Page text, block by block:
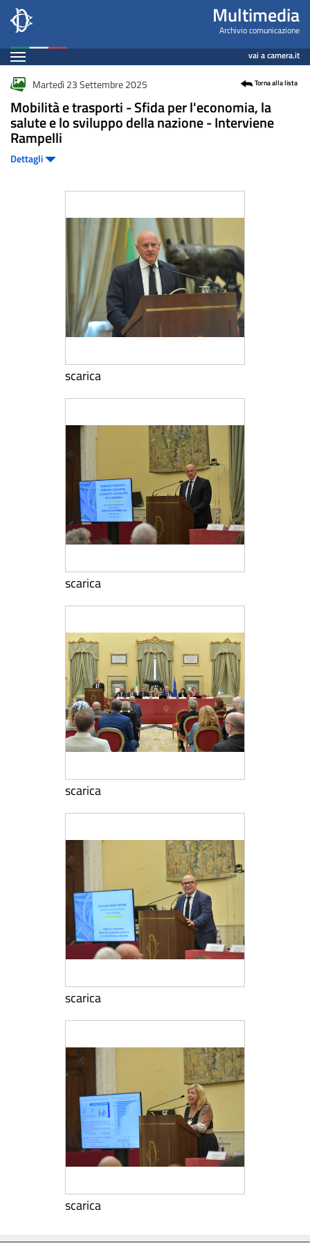
Salta
contenuto
principale
Fotogallery Multimedia
Archivio comunicazione
Espandi vai a camera.it
Contenuto
Martedì 23 Settembre 2025 Torna alla lista
Mobilità e trasporti - Sfida per l'economia, la
salute e lo sviluppo della nazione - Interviene
Rampelli
Dettagli
scarica
scarica
scarica
scarica
scarica